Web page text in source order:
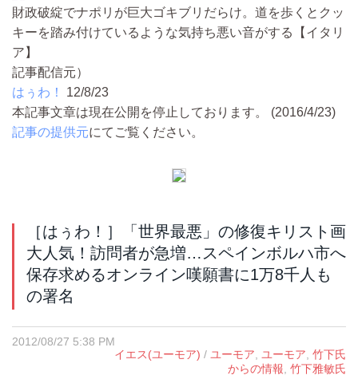
財政破綻でナポリが巨大ゴキブリだらけ。道を歩くとクッ
キーを踏み付けているような気持ち悪い音がする【イタリ
ア】
記事配信元）
はぅわ！
12/8/23
本記事文章は現在公開を停止しております。 (2016/4/23)
記事の提供元にてご覧ください。
［はぅわ！］「世界最悪」の修復キリスト画
大人気！訪問者が急増…スペインボルハ市へ
保存求めるオンライン嘆願書に1万8千人も
の署名
2012/08/27 5:38 PM
イエス(ユーモア) / ユーモア ユーモア 竹下氏
からの情報 竹下雅敏氏